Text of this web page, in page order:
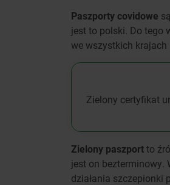
Paszporty covidowe
jest to polski. Do tego
we wszystkich krajach
Zielony certyfikat
Zielony paszportto
jest on bezterminowy.
działania szczepionki